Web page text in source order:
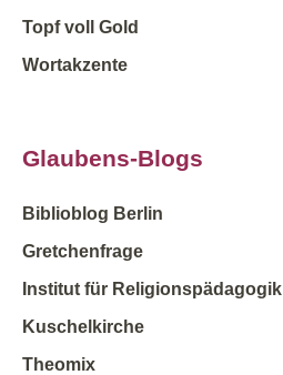
Topf voll Gold
Wortakzente
Glaubens-Blogs
Biblioblog Berlin
Gretchenfrage
Institut für Religionspädagogik
Kuschelkirche
Theomix